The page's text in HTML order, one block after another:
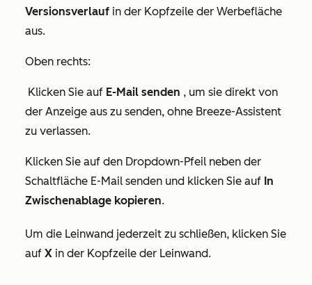
Versionsverlauf in der Kopfzeile der Werbefläche
aus.
Oben rechts:
Klicken Sie auf E-Mail senden , um sie direkt von
der Anzeige aus zu senden, ohne Breeze-Assistent
zu verlassen.
Klicken Sie auf den Dropdown-Pfeil neben der
Schaltfläche E-Mail senden und klicken Sie auf In
Zwischenablage kopieren.
Um die Leinwand jederzeit zu schließen, klicken Sie
auf X in der Kopfzeile der Leinwand.